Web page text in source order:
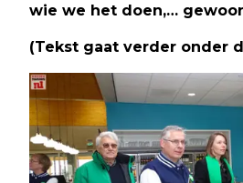
wie we het doen,…
(Tekst gaat verder onder